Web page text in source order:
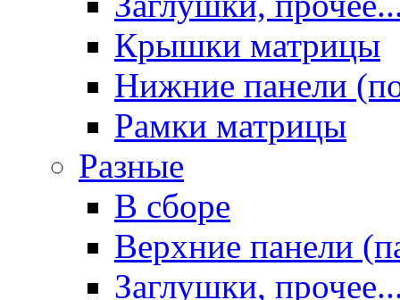
Крышки матрицы
Нижние панели
Рамки матрицы
Разные
В сборе
Верхние панели
Заглушки,